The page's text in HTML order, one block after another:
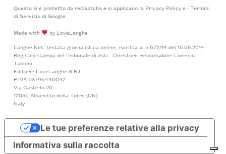
Questo si è protetto da reCaptcha e si applicano la Privacy Policye i Termini
di Serviziodi Google
Made with
by LoveLanghe
Langhe.Net, testata giornalistica online, iscritta al n.672/14 del 15.05.2014 -
Registro stampa del Tribunale di Asti - Direttore responsabile: Lorenzo
Tablino.
Editore: LoveLanghe S.R.L.
P.IVA 03796440042
Via Castello 20
12050 Albaretto della Torre (CN)
Italy
Informativa sulla raccolta
Le tue preferenze relative alla privacy